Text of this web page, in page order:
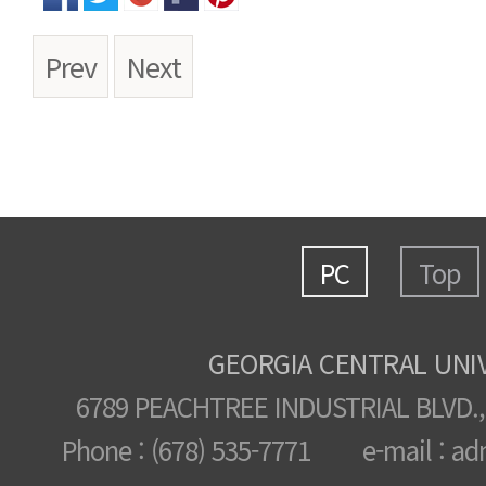
Prev Next
PC Top
GEORGIA CENTRAL
6789 PEACHTREE INDUSTRIAL
Phone : (678) 535-7771 e-mail :